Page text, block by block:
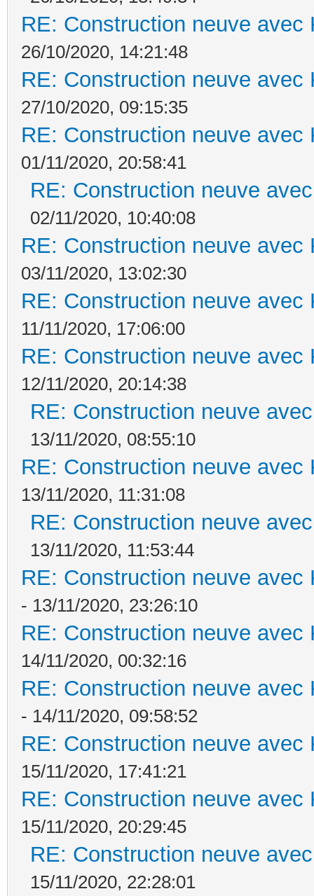
RE: Construction neuve avec
26/10/2020, 14:21:48
RE: Construction neuve avec
27/10/2020, 09:15:35
RE: Construction neuve avec
01/11/2020, 20:58:41
RE: Construction neuve
02/11/2020, 10:40:08
RE: Construction neuve avec
03/11/2020, 13:02:30
RE: Construction neuve avec
11/11/2020, 17:06:00
RE: Construction neuve avec
12/11/2020, 20:14:38
RE: Construction neuve
13/11/2020, 08:55:10
RE: Construction neuve avec
13/11/2020, 11:31:08
RE: Construction neuve
13/11/2020, 11:53:44
RE: Construction neuve avec
- 13/11/2020, 23:26:10
RE: Construction neuve avec
14/11/2020, 00:32:16
RE: Construction neuve avec
- 14/11/2020, 09:58:52
RE: Construction neuve avec
15/11/2020, 17:41:21
RE: Construction neuve avec
15/11/2020, 20:29:45
RE: Construction neuve
15/11/2020, 22:28:01